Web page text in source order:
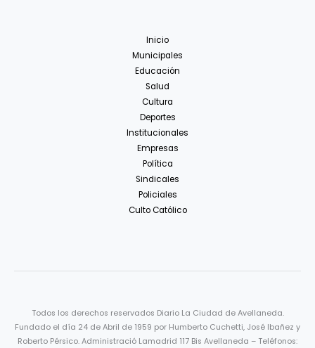
Inicio
Municipales
Educación
Salud
Cultura
Deportes
Institucionales
Empresas
Política
Sindicales
Policiales
Culto Católico
Todos los derechos reservados Diario La Ciudad de Avellaneda.
Fundado el día 24 de Abril de 1959 por Humberto Cuchetti, José Ibañez y
Roberto Pérsico. Administració Lamadrid 117 Bis Avellaneda – Teléfonos: